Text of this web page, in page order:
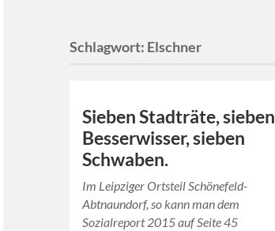
Schlagwort: Elschner
Sieben Stadträte, sieben
Besserwisser, sieben
Schwaben.
Im Leipziger Ortsteil Schönefeld-
Abtnaundorf, so kann man dem
Sozialreport 2015 auf Seite 45